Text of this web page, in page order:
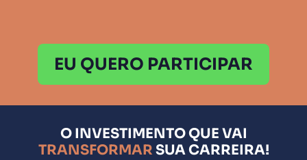
EU QUERO PARTICIPAR
O INVESTIMENTO QUE VAI
TRANSFORMAR SUA CARREIRA!